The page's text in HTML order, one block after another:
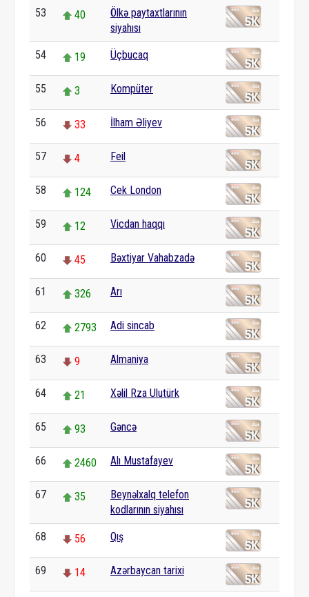
53 40
Ölkə paytaxtlarının
siyahısı
54 19 Üçbucaq
55 3 Kompüter
56 33 İlham Əliyev
57 4 Feil
58 124 Cek London
59 12 Vicdan haqqı
60 45 Bəxtiyar Vahabzadə
61 326 Arı
62 2793 Adi sincab
63 9 Almaniya
64 21 Xəlil Rza Ulutürk
65 93 Gəncə
66 2460 Alı Mustafayev
67 35
Beynəlxalq telefon
kodlarının siyahısı
68 56 Qış
69 14 Azərbaycan tarixi